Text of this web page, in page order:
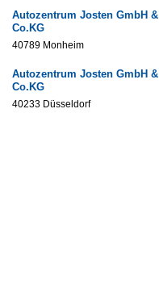
Autozentrum Josten GmbH &
Co.KG
40789 Monheim
Autozentrum Josten GmbH &
Co.KG
40233 Düsseldorf